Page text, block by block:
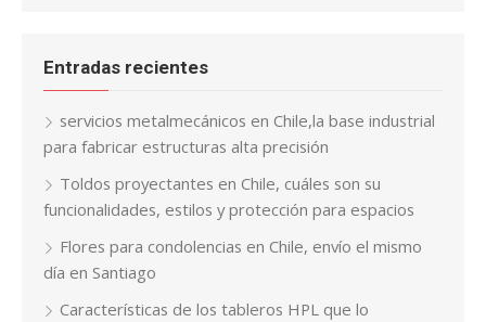
Entradas recientes
servicios metalmecánicos en Chile,la base industrial
para fabricar estructuras alta precisión
Toldos proyectantes en Chile, cuáles son su
funcionalidades, estilos y protección para espacios
Flores para condolencias en Chile, envío el mismo
día en Santiago
Características de los tableros HPL que lo